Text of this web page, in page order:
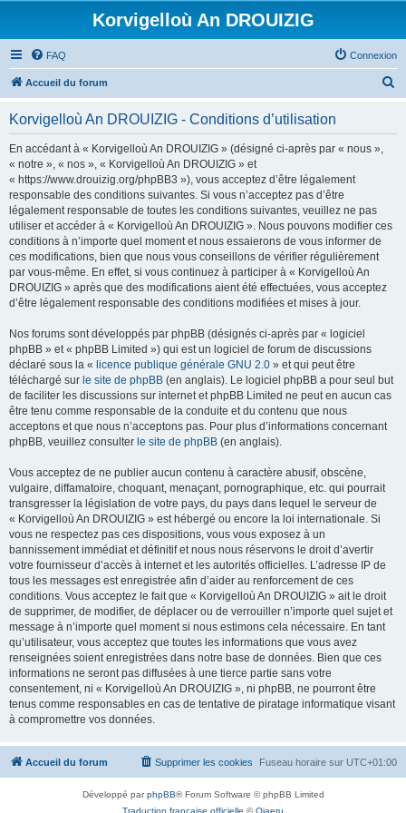
Korvigelloù An DROUIZIG
FAQ Connexion
Accueil du forum
Korvigelloù An DROUIZIG - Conditions d’utilisation
En accédant à « Korvigelloù An DROUIZIG » (désigné ci-après par « nous »,
« notre », « nos », « Korvigelloù An DROUIZIG » et
« https://www.drouizig.org/phpBB3 »), vous acceptez d’être légalement
responsable des conditions suivantes. Si vous n’acceptez pas d’être
légalement responsable de toutes les conditions suivantes, veuillez ne pas
utiliser et accéder à « Korvigelloù An DROUIZIG ». Nous pouvons modifier ces
conditions à n’importe quel moment et nous essaierons de vous informer de
ces modifications, bien que nous vous conseillons de vérifier régulièrement
par vous-même. En effet, si vous continuez à participer à « Korvigelloù An
DROUIZIG » après que des modifications aient été effectuées, vous acceptez
d’être légalement responsable des conditions modifiées et mises à jour.
Nos forums sont développés par phpBB (désignés ci-après par « logiciel
phpBB » et « phpBB Limited ») qui est un logiciel de forum de discussions
déclaré sous la « licence publique générale GNU 2.0 » et qui peut être
téléchargé sur le site de phpBB (en anglais). Le logiciel phpBB a pour seul but
de faciliter les discussions sur internet et phpBB Limited ne peut en aucun cas
être tenu comme responsable de la conduite et du contenu que nous
acceptons et que nous n’acceptons pas. Pour plus d’informations concernant
phpBB, veuillez consulter le site de phpBB (en anglais).
Vous acceptez de ne publier aucun contenu à caractère abusif, obscène,
vulgaire, diffamatoire, choquant, menaçant, pornographique, etc. qui pourrait
transgresser la législation de votre pays, du pays dans lequel le serveur de
« Korvigelloù An DROUIZIG » est hébergé ou encore la loi internationale. Si
vous ne respectez pas ces dispositions, vous vous exposez à un
bannissement immédiat et définitif et nous nous réservons le droit d’avertir
votre fournisseur d’accès à internet et les autorités officielles. L’adresse IP de
tous les messages est enregistrée afin d’aider au renforcement de ces
conditions. Vous acceptez le fait que « Korvigelloù An DROUIZIG » ait le droit
de supprimer, de modifier, de déplacer ou de verrouiller n’importe quel sujet et
message à n’importe quel moment si nous estimons cela nécessaire. En tant
qu’utilisateur, vous acceptez que toutes les informations que vous avez
renseignées soient enregistrées dans notre base de données. Bien que ces
informations ne seront pas diffusées à une tierce partie sans votre
consentement, ni « Korvigelloù An DROUIZIG », ni phpBB, ne pourront être
tenus comme responsables en cas de tentative de piratage informatique visant
à compromettre vos données.
Accueil du forum Fuseau horaire sur UTC+01:00
Supprimer les cookies
Développé parphpBB® Forum Software © phpBB Limited
Traduction française officielle ©Qiaeru